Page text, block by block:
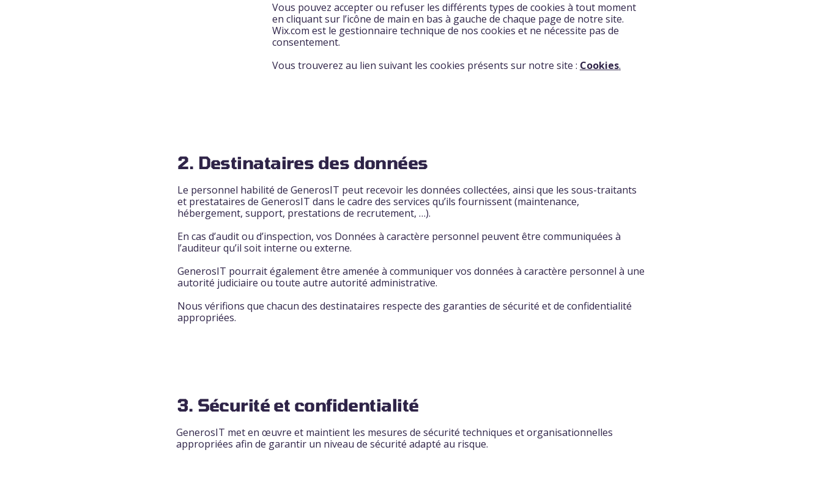
3. Sécurité et confidentialité
GenerosIT met en œuvre et maintient les mesures de sécurité techniques et organisationnelles
appropriées afin de garantir un niveau de sécurité adapté au risque.
2. Destinataires des données
Le personnel habilité de GenerosIT peut recevoir les données collectées, ainsi que les sous-traitants
et prestataires de GenerosIT dans le cadre des services qu’ils fournissent (maintenance,
hébergement, support, prestations de recrutement, …).
En cas d’audit ou d’inspection, vos Données à caractère personnel peuvent être communiquées à
l’auditeur qu’il soit interne ou externe.
GenerosIT pourrait également être amenée à communiquer vos données à caractère personnel à une
autorité judiciaire ou toute autre autorité administrative.
Nous vérifions que chacun des destinataires respecte des garanties de sécurité et de confidentialité
appropriées.
Vous pouvez accepter ou refuser les différents types de cookies à tout moment
en cliquant sur l’icône de main en bas à gauche de chaque page de notre site.
Wix.com est le gestionnaire technique de nos cookies et ne nécessite pas de
consentement.
Vous trouverez au lien suivant les cookies présents sur notre site : Cookies.